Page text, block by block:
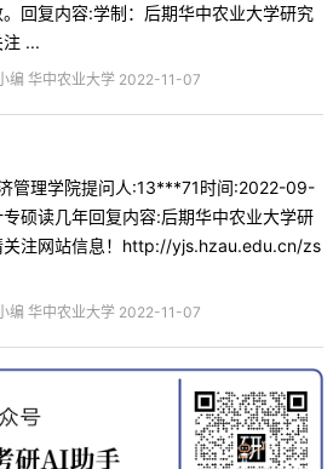
回复内容:学制：后期华中农业大学研究
...
编 华中农业大学 2022-11-07
管理学院提问人:13***71时间:2022-09-
硕读几年回复内容:后期华中农业大学研
关注网站信息！http://yjs.hzau.edu.cn/zs
编 华中农业大学 2022-11-07